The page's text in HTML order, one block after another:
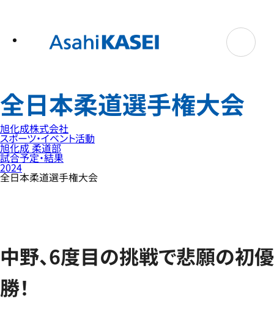
全日本柔道選手権大会
旭化成株式会社
スポーツ・イベント活動
旭化成 柔道部
試合予定・結果
2024
全日本柔道選手権大会
中野、6度目の挑戦で悲願の初優
勝！